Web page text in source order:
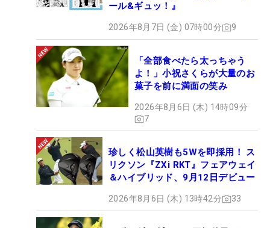
ール&ギュッ！』
2026年8月7日 (金) 07時00分 9
「全部食べたら太っちゃう
よ！」小祝さくらが大量のお
菓子を前に満面の笑み
2026年8月6日 (木) 14時09分
7
珍しく松山英樹も5Wを即採用！ ス
リクソン『ZXi RKT』フェアウェイ
＆ハイブリッド、9月12日デビュー
2026年8月6日 (木) 13時42分 33